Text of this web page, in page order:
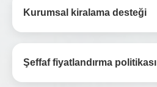
Kurumsal kiralama desteği
Şeffaf fiyatlandırma politikası